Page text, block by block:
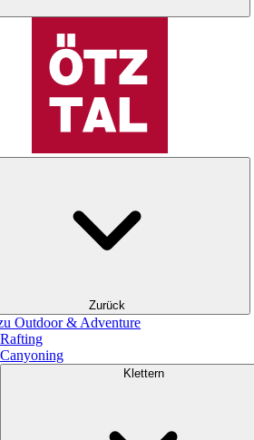
Zurück
Outdoor & Adventure
Rafting
Canyoning
Klettern